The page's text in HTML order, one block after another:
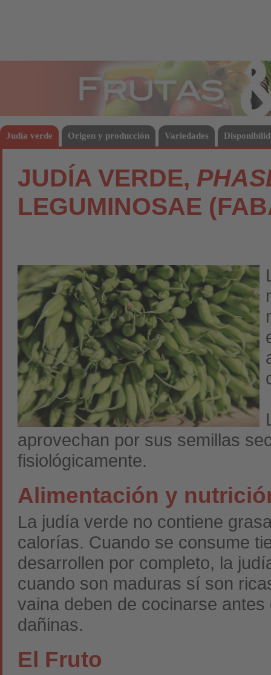
Judía verde Origen y producción Variedades
JUDÍA VERDE,
LEGUMINOSAE
aprovechan por sus semillas
fisiológicamente.
Alimentación y
La judía verde no contiene
calorías. Cuando se consume
desarrollen por completo, la
cuando son maduras sí son
vaina deben de cocinarse
dañinas.
El Fruto